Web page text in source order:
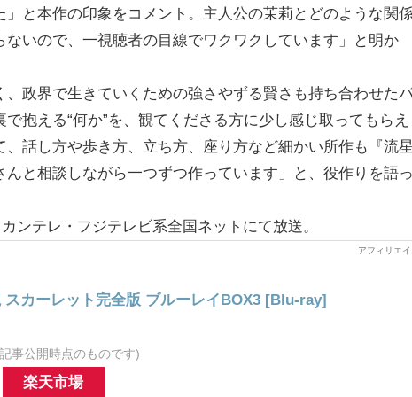
と本作の印象をコメント。主人公の茉莉とどのような関
いので、一視聴者の目線でワクワクしています」と明か
、政界で生きていくための強さやずる賢さも持ち合わせた
抱える“何か”を、観てくださる方に少し感じ取ってもらえ
話し方や歩き方、立ち方、座り方など細かい所作も『流星
と相談しながら一つずつ作っています」と、役作りを語っ
ンテレ・フジテレビ系全国ネットにて放送。
スカーレット完全版 ブルーレイBOX3 [Blu-ray]
事公開時点のものです)
楽天市場